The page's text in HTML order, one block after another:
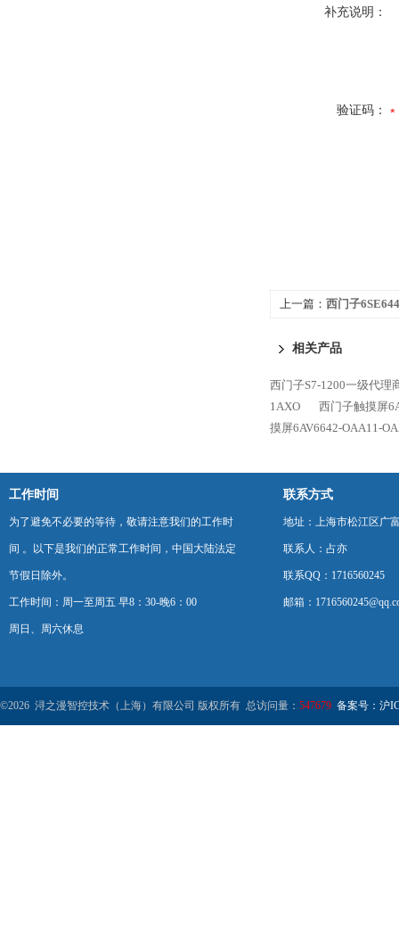
补充说明：
验证码：
上一篇： 西门子
相关产品
西门子S7-1200一级代理
1AXO
西门子触摸屏
摸屏6AV6642-OAA11-
工作时间
为了避免不必要的等待，敬请注意我们的工作时
间 。以下是我们的正常工作时间，中国大陆法定
节假日除外。
工作时间：周一至周五 早8：30-晚6：00
周日、周六休息
联系方式
地址：上海市松江区广
联系人：占亦
联系QQ：1716560245
邮箱：
©2026 浔之漫智控技术（上海）有限公司 版权所有 总访问量： 547679 备案号：沪